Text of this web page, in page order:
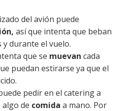
del avión puede
así que intenta que beban
durante el vuelo.
que se muevan cada
puedan estirarse ya que el
pedir en el catering a
de comida a mano. Por